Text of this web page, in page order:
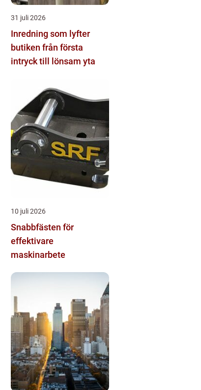
31 juli 2026
Inredning som lyfter
butiken från första
intryck till lönsam yta
10 juli 2026
Snabbfästen för
effektivare
maskinarbete